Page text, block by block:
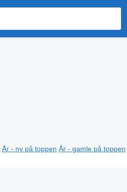
År - ny på toppen År - gamle på toppen